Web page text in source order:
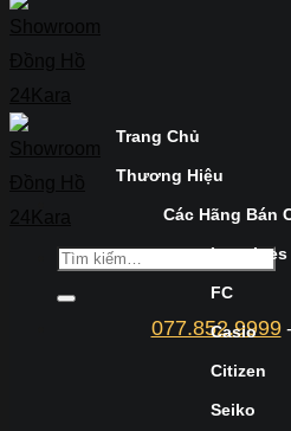
077.852.9999-
Trang Chủ
Thương Hiệu
Các Hãng Bán
Longines
FC
Casio
Citizen
Seiko